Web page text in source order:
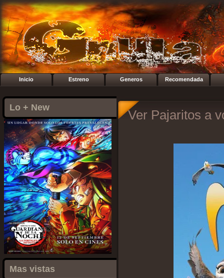
Inicio Estreno Generos Recomendada
Lo + New
Mas vistas
Ver Pajaritos a